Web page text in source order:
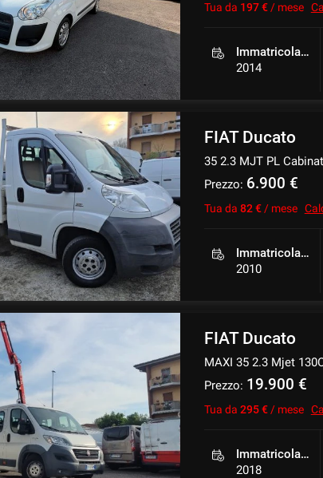
Tua da 197 €/ mese
Immatricolazione
2014
FIAT Ducato
35 2.3 MJT PL
Prezzo: 6.900 €
Tua da 82 €/ mese
Immatricolazione
2010
FIAT Ducato
MAXI 35 2.3 Mjet
Prezzo: 19.900 €
Tua da 295 €/ mese
Immatricolazione
2018